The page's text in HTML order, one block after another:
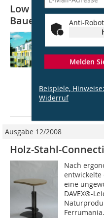
Anti-
Melden
Beispiele,
Widerruf
Low Budget –
Bauen mit dünnen
Der
liegt
kommt der
allein in...
Ausgabe 12/2008
Holz-Stahl-
Nach
entwickelte
eine
DAVEX®-